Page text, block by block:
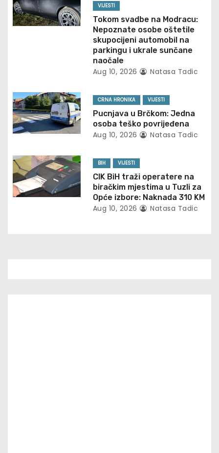
v
i
t
i
o
n
VIJESTI
Tokom svadbe na Modracu:
Nepoznate osobe oštetile
skupocijeni automobil na
parkingu i ukrale sunčane
naočale
Aug 10, 2026 Natasa Tadic
CRNA HRONIKA VIJESTI
Pucnjava u Brčkom: Jedna
osoba teško povrijeđena
Aug 10, 2026 Natasa Tadic
BIH VIJESTI
CIK BiH traži operatere na
biračkim mjestima u Tuzli za
Opće izbore: Naknada 310 KM
Aug 10, 2026 Natasa Tadic